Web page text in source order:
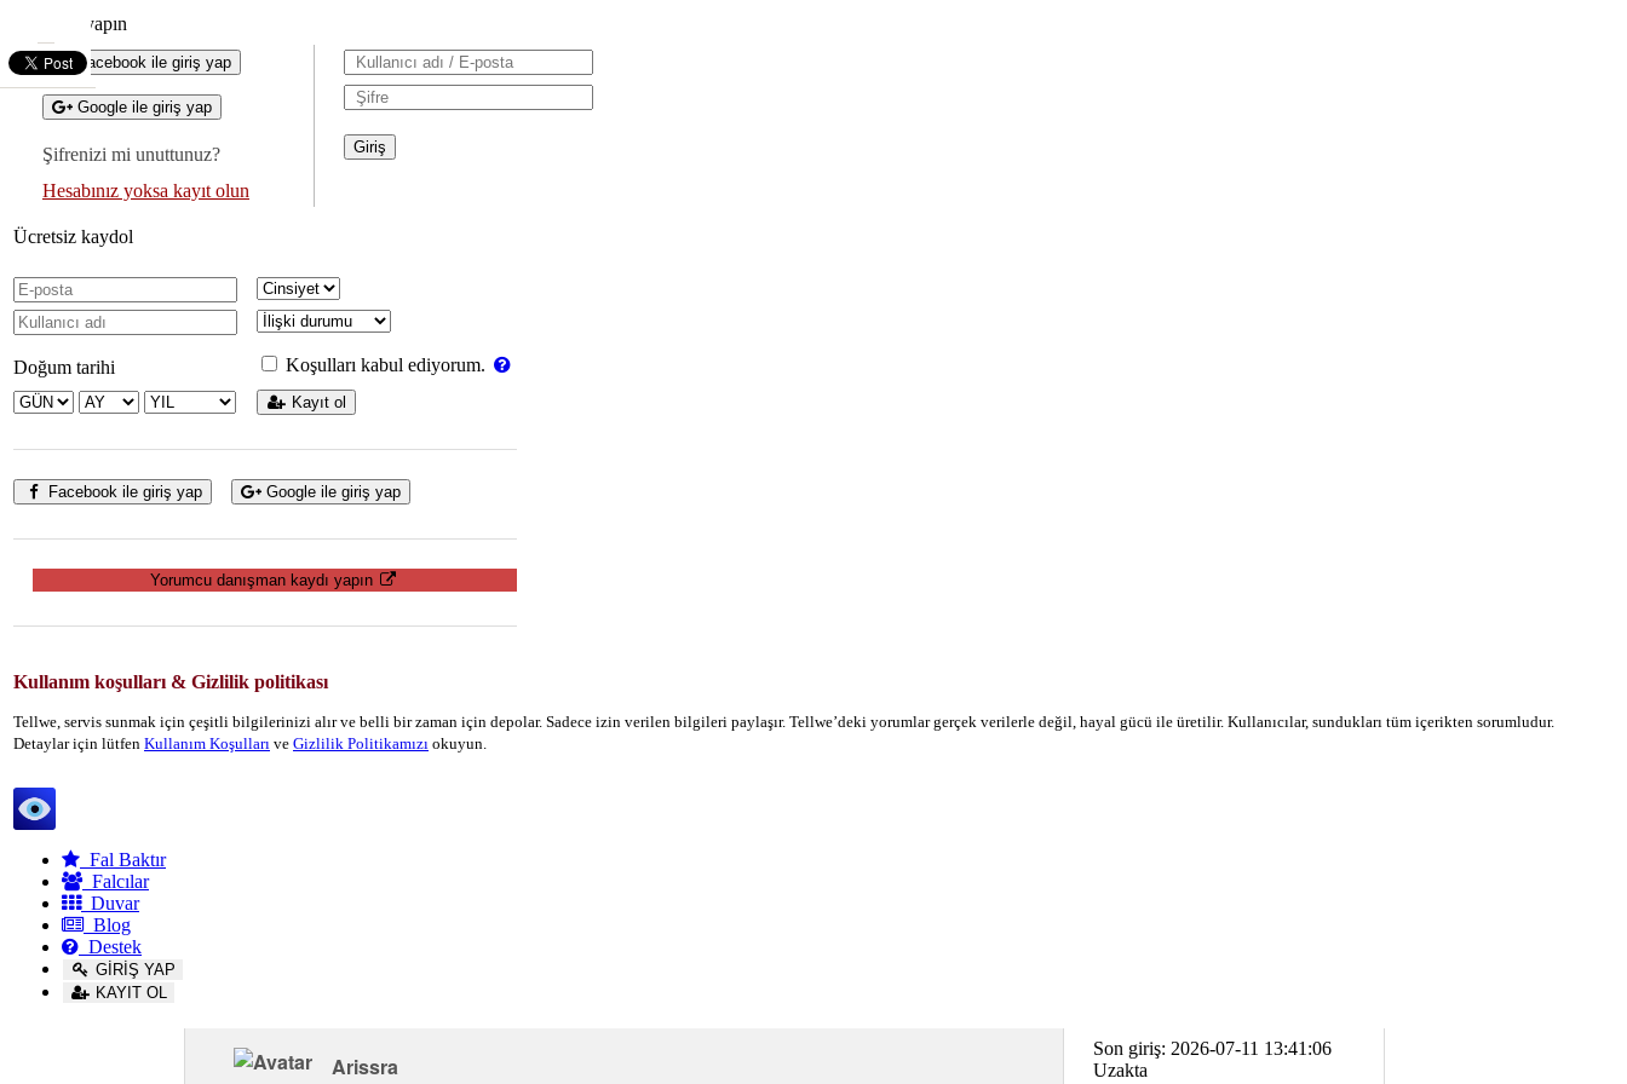
Giriş yapın
Facebook ile giriş yap
Google ile giriş yap
Şifrenizi mi unuttunuz?
Hesabınız yoksa kayıt olun
Ücretsiz kaydol
Doğum tarihi Koşulları kabul ediyorum.
Kayıt ol
Facebook ile giriş yap Google ile giriş yap
Yorumcu danışman kaydı yapın
Kullanım koşulları & Gizlilik politikası
Tellwe, servis sunmak için çeşitli bilgilerinizi alır ve belli bir zaman için depolar. Sadece izin verilen bilgileri paylaşır. Tellwe’deki yorumlar gerçek verilerle değil, hayal gücü ile üretilir. Kullanıcılar, sundukları tüm içerikten sorumludur.
Detaylar için lütfen Kullanım Koşulları ve Gizlilik Politikamızı okuyun.
Fal Baktır
Falcılar
Duvar
Blog
Destek
GİRİŞ YAP
KAYIT OL
Son giriş: 2026-07-11 13:41:06
Uzakta
Arissra